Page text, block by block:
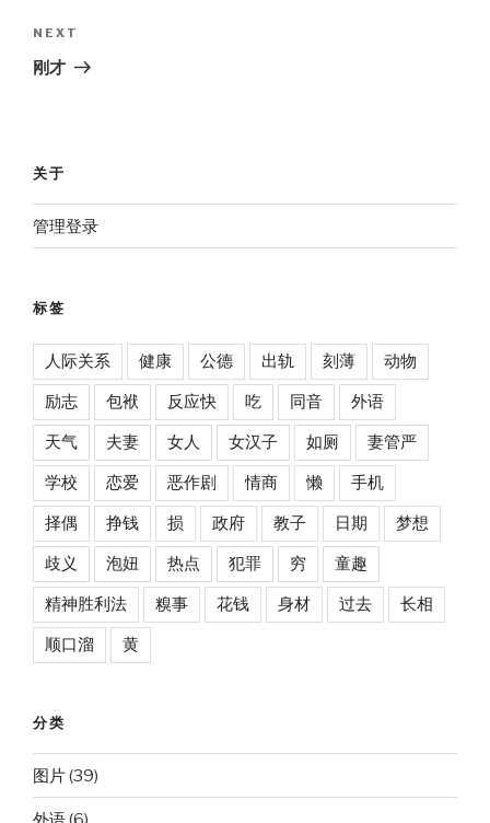
Next
Post
NEXT
刚才
关于
管理登录
标签
人际关系 健康 公德 出轨 刻薄 动物
励志 包袱 反应快 吃 同音 外语
天气 夫妻 女人 女汉子 如厕 妻管严
学校 恋爱 恶作剧 情商 懒 手机
择偶 挣钱 损 政府 教子 日期 梦想
歧义 泡妞 热点 犯罪 穷 童趣
精神胜利法 糗事 花钱 身材 过去 长相
顺口溜 黄
分类
图片(39)